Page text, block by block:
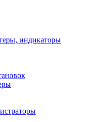
индикаторы